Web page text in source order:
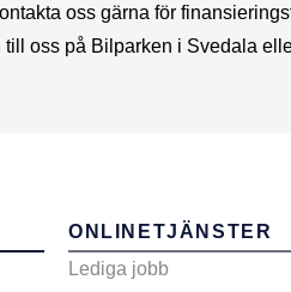
oss gärna för
oss på Bilparken i Svedala
ONLINETJÄNSTER
Lediga jobb